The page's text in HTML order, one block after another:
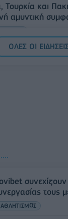
Τουρκία και
αμυντική
ΟΛΕΣ ΟΙ
συνεχίζουν
τους
ΑΘΛΗΤΙΣΜΟΣ